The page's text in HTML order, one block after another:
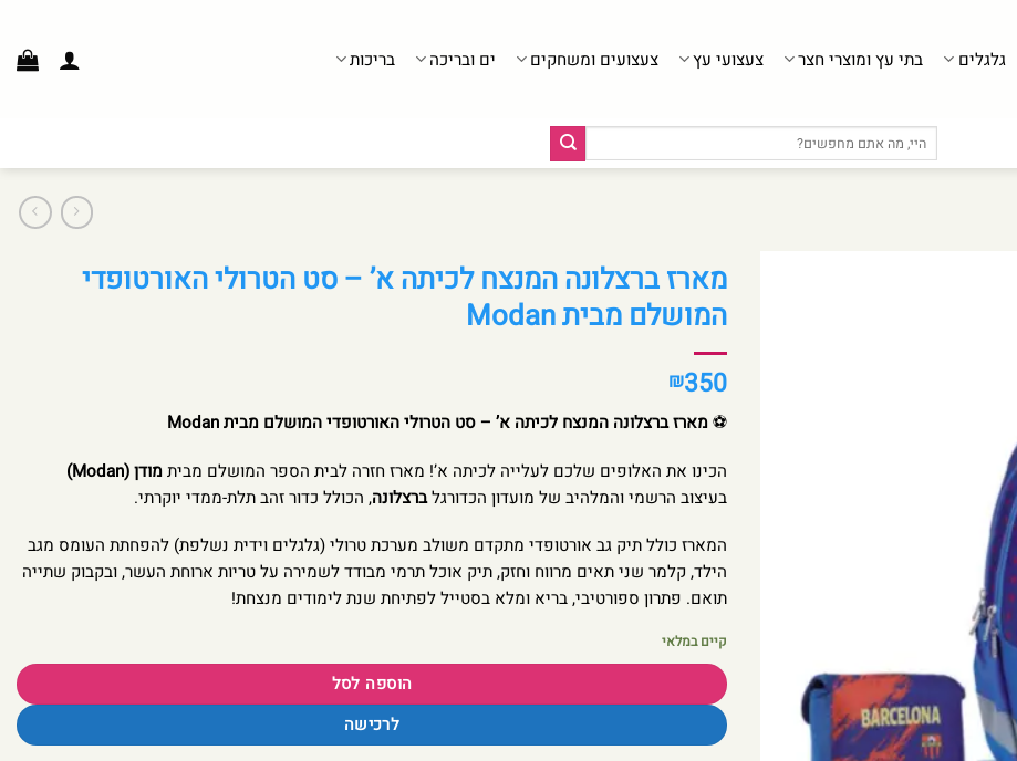
גלגלים בתי עץ ומוצרי חצר צעצועי עץ צעצועים ומשחקים ים ובריכה בריכות
עבור:
מארז ברצלונה המנצח לכיתה א’ – סט הטרולי האורטופדי
המושלם מבית Modan
₪350
⚽מארז ברצלונה המנצח לכיתה א’ – סט הטרולי האורטופדי המושלם מבית Modan
הכינו את האלופים שלכם לעלייה לכיתה א’! מארז חזרה לבית הספר המושלם מביתמודן (Modan)
בעיצוב הרשמי והמלהיב של מועדון הכדורגלברצלונה, הכולל כדור זהב תלת-ממדי יוקרתי.
המארז כולל תיק גב אורטופדי מתקדם משולב מערכת טרולי (גלגלים וידית נשלפת) להפחתת העומס מגב
הילד, קלמר שני תאים מרווח וחזק, תיק אוכל תרמי מבודד לשמירה על טריות ארוחת העשר, ובקבוק שתייה
תואם. פתרון ספורטיבי, בריא ומלא בסטייל לפתיחת שנת לימודים מנצחת!
קיים במלאי
הוספה לסל
לרכישה